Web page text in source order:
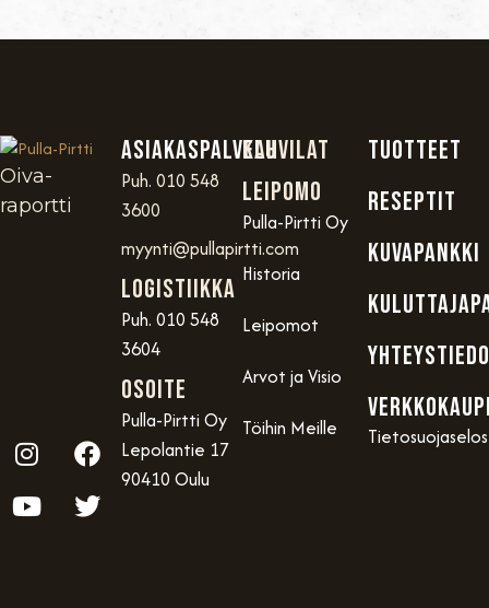
Oiva-
raportti
Asiakaspalvelu
Puh. 010 548
3600
myynti@pullapirtti.com
Logistiikka
Puh. 010 548
3604
OSOITE
Pulla-Pirtti Oy
Lepolantie 17
90410 Oulu
Kahvilat
Leipomo
Pulla-Pirtti Oy
Historia
Leipomot
Arvot ja Visio
Töihin Meille
TUOTTEET
RESEPTIT
KUVAPANKKI